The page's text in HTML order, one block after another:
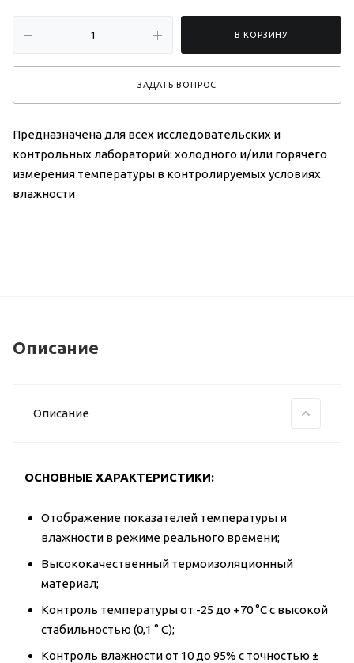
В КОРЗИНУ
ЗАДАТЬ ВОПРОС
Предназначена для всех исследовательских и
контрольных лабораторий: холодного и/или горячего
измерения температуры в контролируемых условиях
влажности
Описание
Описание
ОСНОВНЫЕ ХАРАКТЕРИСТИКИ:
Отображение показателей температуры и
влажности в режиме реального времени;
Высококачественный термоизоляционный
материал;
Контроль температуры от -25 до +70 °C с высокой
стабильностью (0,1 ° C);
Контроль влажности от 10 до 95% с точностью ±